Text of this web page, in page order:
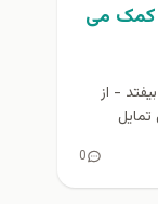
کمک می
- از
تمایل
0